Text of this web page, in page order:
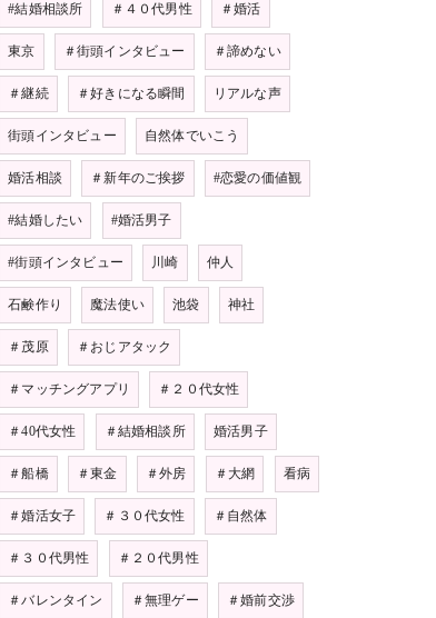
#結婚相談所 ＃４０代男性 ＃婚活
東京 ＃街頭インタビュー ＃諦めない
＃継続 ＃好きになる瞬間 リアルな声
街頭インタビュー 自然体でいこう
婚活相談 ＃新年のご挨拶 #恋愛の価値観
#結婚したい #婚活男子
#街頭インタビュー 川崎 仲人
石鹸作り 魔法使い 池袋 神社
＃茂原 ＃おじアタック
＃マッチングアプリ ＃２０代女性
＃40代女性 ＃結婚相談所 婚活男子
＃船橋 ＃東金 ＃外房 ＃大網 看病
＃婚活女子 ＃３０代女性 ＃自然体
＃３０代男性 ＃２０代男性
＃バレンタイン ＃無理ゲー ＃婚前交渉